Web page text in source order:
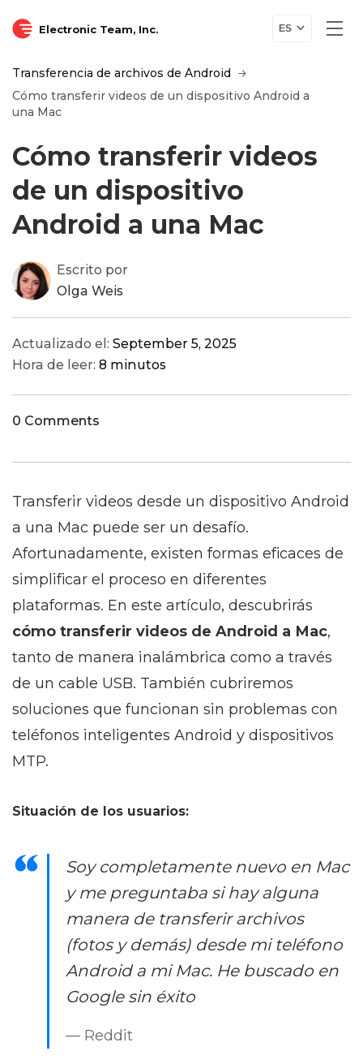
Electronic Team, Inc. ES
Transferencia de archivos de Android
Cómo transferir videos de un dispositivo Android a
una Mac
Cómo transferir videos
de un dispositivo
Android a una Mac
Escrito por
Olga Weis
Actualizado el: September 5, 2025
Hora de leer: 8 minutos
0 Comments
Transferir videos desde un dispositivo Android
a una Mac puede ser un desafío.
Afortunadamente, existen formas eficaces de
simplificar el proceso en diferentes
plataformas. En este artículo, descubrirás
cómo transferir videos de Android a Mac,
tanto de manera inalámbrica como a través
de un cable USB. También cubriremos
soluciones que funcionan sin problemas con
teléfonos inteligentes Android y dispositivos
MTP.
Situación de los usuarios:
Soy completamente nuevo en Mac
y me preguntaba si hay alguna
manera de transferir archivos
(fotos y demás) desde mi teléfono
Android a mi Mac. He buscado en
Google sin éxito
— Reddit